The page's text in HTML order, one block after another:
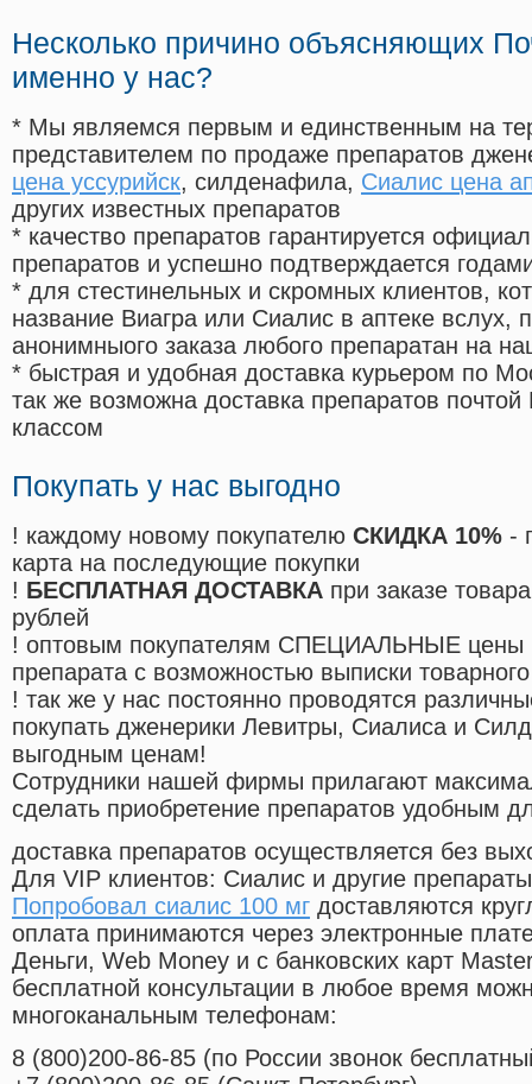
Несколько причино объясняющих
именно у нас?
* Мы являемся первым и единственным на
представителем по продаже препаратов
цена уссурийск, силденафила, Сиалис цена
других известных препаратов
* качество препаратов гарантируется
препаратов и успешно подтверждается
* для стестинельных и скромных клиентов,
название Виагра или Сиалис в аптеке вслух,
анонимныого заказа любого препаратан на
* быстрая и удобная доставка курьером по
так же возможна доставка препаратов
классом
Покупать у нас выгодно
! каждому новому покупателю СКИДКА 10% -
карта на последующие покупки
! БЕСПЛАТНАЯ ДОСТАВКА при заказе
рублей
! оптовым покупателям СПЕЦИАЛЬНЫЕ цены
препарата с возможностью выписки
! так же у нас постоянно проводятся
покупать дженерики Левитры, Сиалиса и
выгодным ценам!
Cотрудники нашей фирмы прилагают
сделать приобретение препаратов удобным
доставка препаратов осуществляется без
Для VIP клиентов: Сиалис и другие
Попробовал сиалис 100 мг доставляются
оплата принимаются через электронные
Деньги, Web Money и с банковских карт
бесплатной консультации в любое время
многоканальным телефонам:
8 (800)200-86-85 (по России звонок